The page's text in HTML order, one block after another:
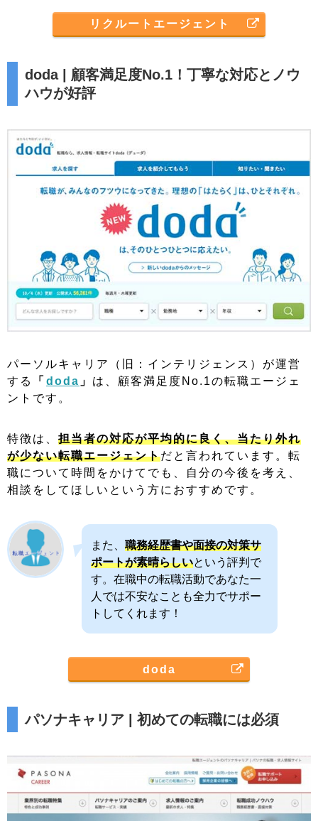
リクルートエージェント
doda | 顧客満足度No.1！丁寧な対応とノウ
ハウが好評
パーソルキャリア（旧：インテリジェンス）が運営
する
「 doda 」 は、顧客満足度No.1の転職エージェ
ントです。
特徴は、 担当者の対応が平均的に良く、当たり外れ
が少ない転職エージェントだと言われています。転
職について時間をかけてでも、自分の今後を考え、
相談をしてほしいという方におすすめです。
また、 職務経歴書や面接の対策サ
ポートが素晴らしいという評判で
す。在職中の転職活動であなた一
人では不安なことも全力でサポー
トしてくれます！
doda
パソナキャリア | 初めての転職には必須